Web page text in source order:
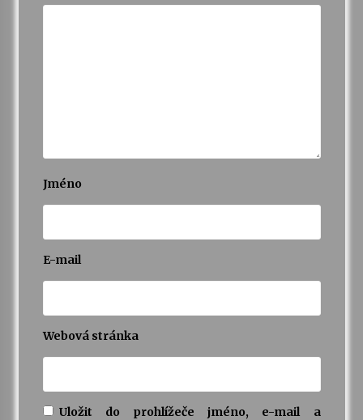
Jméno
E-mail
Webová stránka
Uložit do prohlížeče jméno, e-mail a